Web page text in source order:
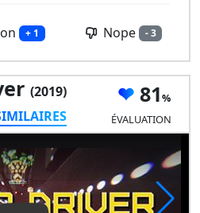
+ 1 Nope - 3
(2019)
81
ÉVALUATION